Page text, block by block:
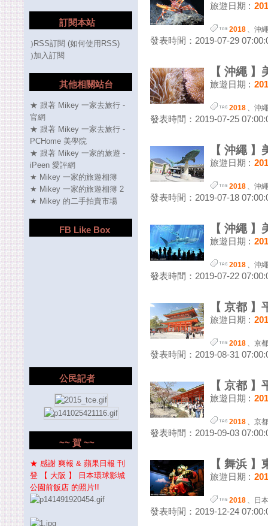
旅遊日期 :
2018 、 沖繩
發表時間：2019-07-29
【 沖繩
旅遊日期 :
2018 、 沖繩
發表時間：2019-07-25
【 沖繩
旅遊日期 :
2018 、 沖繩
發表時間：2019-07-18
【 沖繩
旅遊日期 :
2018 、 沖繩
發表時間：2019-07-22
【 京都
旅遊日期 :
2018 、 京都
發表時間：2019-08-31
【 京都
旅遊日期 :
2018 、 京都
發表時間：2019-09-03
【 舞浜
旅遊日期 :
2018 、 日本
發表時間：2019-12-24
訂閱本站
RSS訂閱 (如何使用RSS)
加入訂閱
其他相關站台
★ 跟著 Mikey 一家去旅行 -
官網
★ 跟著 Mikey 一家去旅行 -
PCHome 美學院
★ 跟著 Mikey 一家的旅遊 -
iPeen 愛評網
★ Mikey 一家的旅遊相簿
★ Mikey 一家的旅遊相簿 2
★ Mikey 的二手拍賣市場
FB Like Box
公民記者
~~ 賀 ~~
★ 感謝 爽報 & 蘋果日報 刊
登 【 大阪 】 日本環球影城
公園前飯店 的照片!!